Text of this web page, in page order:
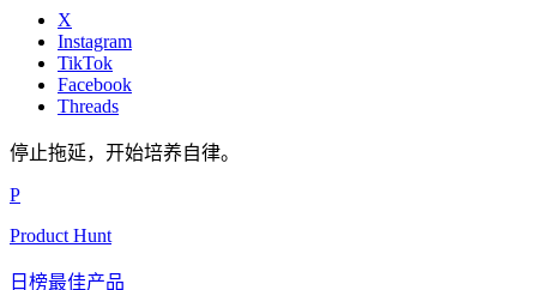
X
Instagram
TikTok
Facebook
Threads
停止拖延，开始培养自律。
P
Product Hunt
日榜最佳产品